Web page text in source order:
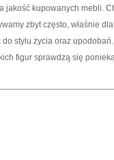
jakość kupowanych mebli.
zbyt często, właśnie
stylu życia oraz
figur sprawdzą się